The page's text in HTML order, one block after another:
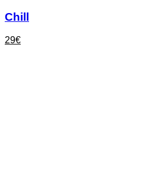
Chill
29€